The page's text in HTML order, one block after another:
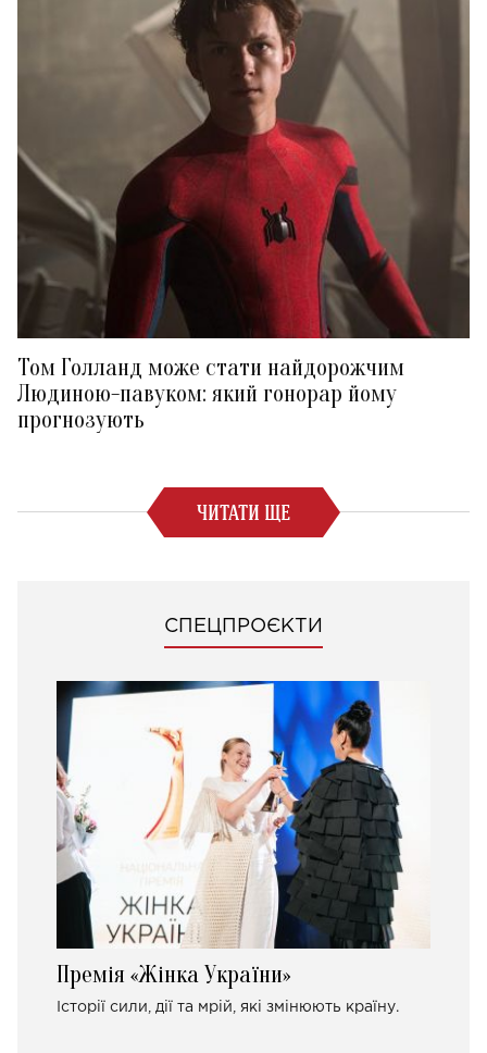
Том Голланд може стати найдорожчим
Людиною-павуком: який гонорар йому
прогнозують
ЧИТАТИ ЩЕ
СПЕЦПРОЄКТИ
Премія «Жінка України»
Історії сили, дії та мрій, які змінюють країну.